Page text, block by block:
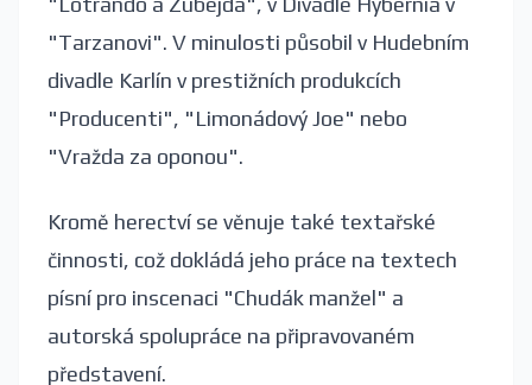
"Tarzanovi". V minulosti působil v Hudebním
divadle Karlín v prestižních produkcích
"Producenti", "Limonádový Joe" nebo
"Vražda za oponou".
Kromě herectví se věnuje také textařské
činnosti, což dokládá jeho práce na textech
písní pro inscenaci "Chudák manžel" a
autorská spolupráce na připravovaném
představení.